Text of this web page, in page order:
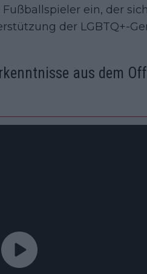
ein, der
der LGBTQ+-
aus dem